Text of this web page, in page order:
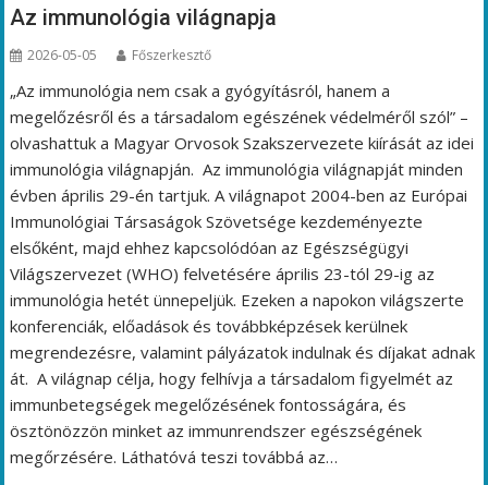
Az immunológia világnapja
2026-05-05 Főszerkesztő
„Az immunológia nem csak a gyógyításról, hanem a
megelőzésről és a társadalom egészének védelméről szól” –
olvashattuk a Magyar Orvosok Szakszervezete kiírását az idei
immunológia világnapján. Az immunológia világnapját minden
évben április 29-én tartjuk. A világnapot 2004-ben az Európai
Immunológiai Társaságok Szövetsége kezdeményezte
elsőként, majd ehhez kapcsolódóan az Egészségügyi
Világszervezet (WHO) felvetésére április 23-tól 29-ig az
immunológia hetét ünnepeljük. Ezeken a napokon világszerte
konferenciák, előadások és továbbképzések kerülnek
megrendezésre, valamint pályázatok indulnak és díjakat adnak
át. A világnap célja, hogy felhívja a társadalom figyelmét az
immunbetegségek megelőzésének fontosságára, és
ösztönözzön minket az immunrendszer egészségének
megőrzésére. Láthatóvá teszi továbbá az…